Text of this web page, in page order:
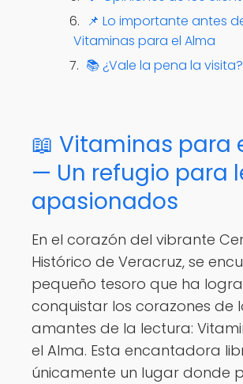
📌 Lo importante antes
Vitaminas para el Alma
📚 ¿Vale la pena la visita?
📖 Vitaminas para
— Un refugio para
apasionados
En el corazón del vibrante
Histórico de Veracruz, se
pequeño tesoro que ha
conquistar los corazones de
amantes de la lectura:
el Alma. Esta encantadora
únicamente un lugar donde